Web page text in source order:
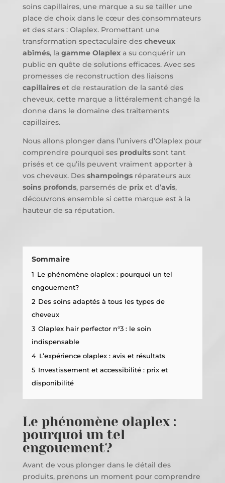
soins capillaires, une marque a su se tailler une
place de choix dans le cœur des consommateurs
et des stars : Olaplex. Promettant une
transformation spectaculaire des cheveux
abîmés, la gamme Olaplexa su conquérir un
public en quête de solutions efficaces. Avec ses
promesses de reconstruction des liaisons
capillaireset de restauration de la santé des
cheveux, cette marque a littéralement changé la
donne dans le domaine des traitements
capillaires.
Nous allons plonger dans l’univers d’Olaplex pour
comprendre pourquoi ses produitssont tant
prisés et ce qu’ils peuvent vraiment apporter à
vos cheveux. Des shampoingsréparateurs aux
soins profonds, parsemés de prixet d’avis,
découvrons ensemble si cette marque est à la
hauteur de sa réputation.
Sommaire
1 Le phénomène olaplex : pourquoi un tel
engouement?
2 Des soins adaptés à tous les types de
cheveux
3 Olaplex hair perfector n°3 : le soin
indispensable
4 L’expérience olaplex : avis et résultats
5 Investissement et accessibilité : prix et
disponibilité
Le phénomène olaplex :
pourquoi un tel
engouement?
Avant de vous plonger dans le détail des
produits, prenons un moment pour comprendre